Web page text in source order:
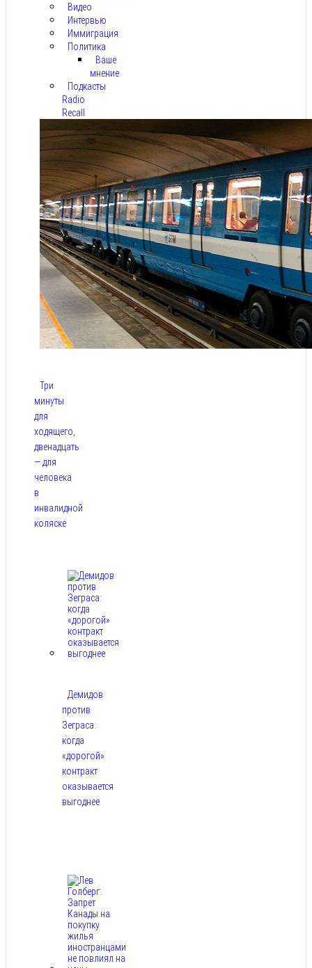
Видео
Интервью
Иммиграция
Политика
Ваше
мнение
Подкасты
Radio
Recall
Три
минуты
для
ходящего,
двенадцать
— для
человека
в
инвалидной
коляске
Демидов
против
Зеграса:
когда
«дорогой»
контракт
оказывается
выгоднее